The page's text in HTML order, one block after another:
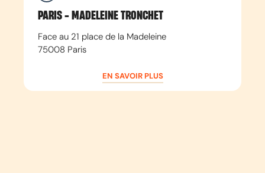
PARIS - MADELEINE TRONCHET
Face au 21 place de la Madeleine
75008 Paris
EN SAVOIR PLUS